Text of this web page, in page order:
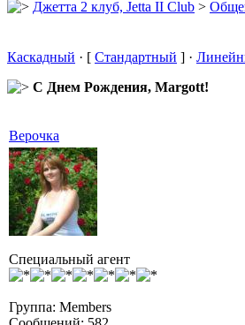
Джетта 2 клуб, Jetta II Club >
Каскадный · [ Стандартный ] ·
С Днем Рождения, Margott!
Верочка
Специальный агент
Группа: Members